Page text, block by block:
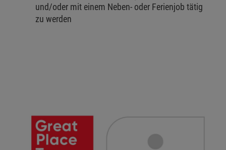
und/oder mit einem Neben- oder Ferienjob tätig
zu werden